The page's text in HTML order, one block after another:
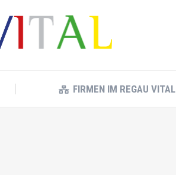
FIRMEN IM REGAU VITAL
FIRMEN IM REGAU VITAL